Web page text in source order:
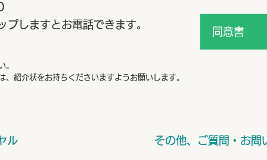
プしますとお電話できます。
同意書
。
、紹介状をお持ちくださいますようお願いします。
ル その他、ご質問・お問